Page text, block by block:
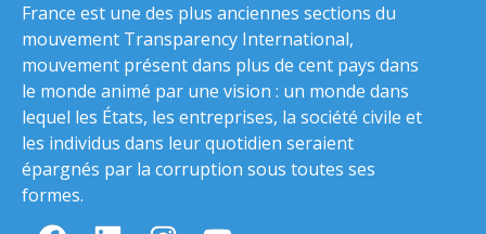
France est une des plus anciennes sections du
mouvement Transparency International,
mouvement présent dans plus de cent pays dans
le monde animé par une vision : un monde dans
lequel les États, les entreprises, la société civile et
les individus dans leur quotidien seraient
épargnés par la corruption sous toutes ses
formes.